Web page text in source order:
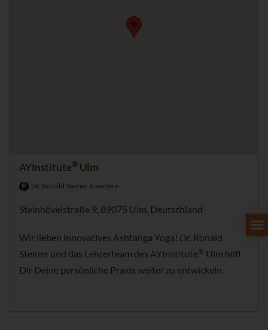
AYInstitute® Ulm
Dr. Ronald Steiner & weitere
Steinhövelstraße 9, 89075 Ulm, Deutschland
Wir lieben innovatives Ashtanga Yoga! Dr. Ronald
Steiner und das Lehrerteam des AYInstitute® Ulm hilft
Dir Deine persönliche Praxis weiter zu entwickeln.